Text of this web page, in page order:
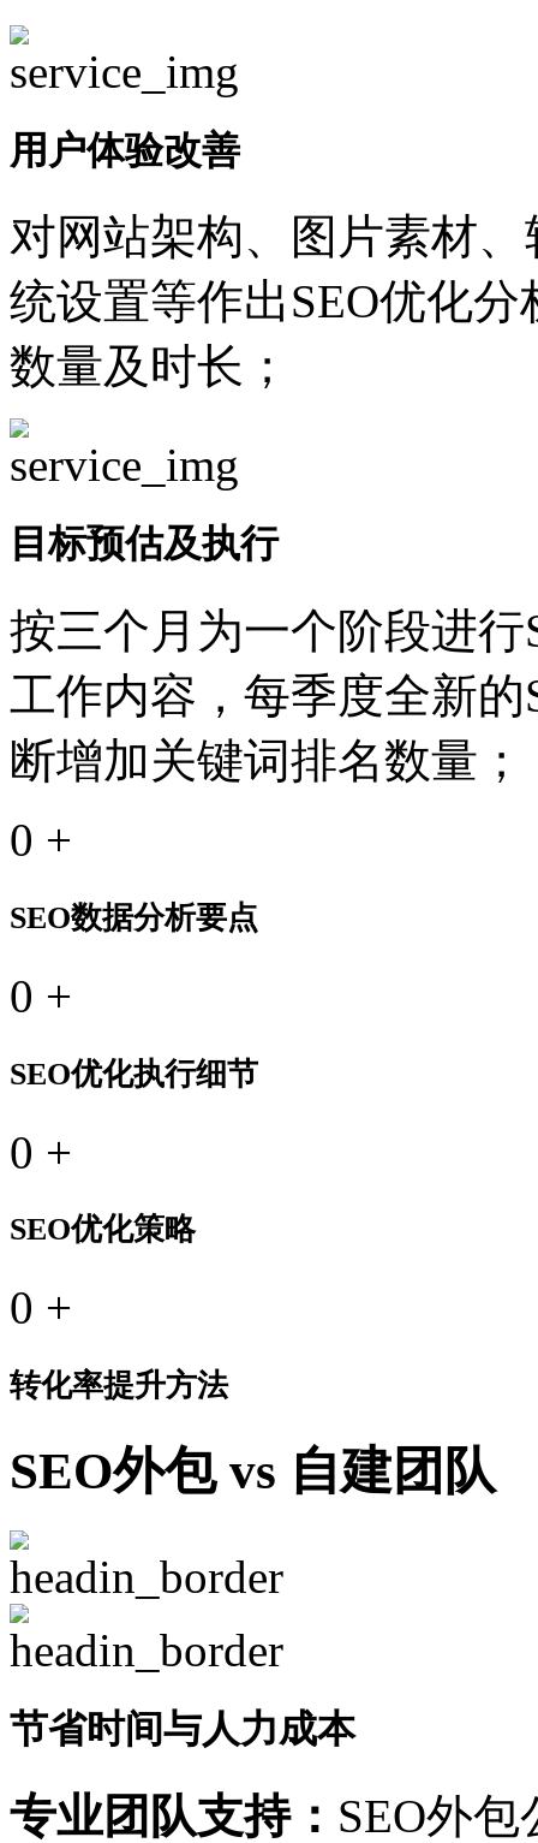
用户体验改善
对网站架构、图片素材
统设置等作出SEO优化
数量及时长；
目标预估及执行
按三个月为一个阶段进
工作内容，每季度全新
断增加关键词排名数量；
0 +
SEO数据分析要点
0 +
SEO优化执行细节
0 +
SEO优化策略
0 +
转化率提升方法
SEO外包 vs 自建团队
节省时间与人力成本
专业团队支持： SEO外